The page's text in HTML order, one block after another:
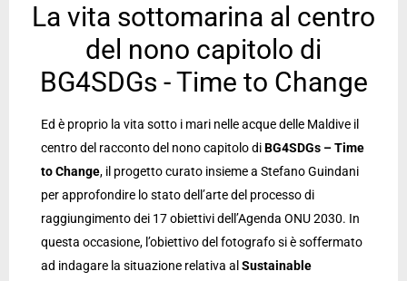
La vita sottomarina al centro
del nono capitolo di
BG4SDGs - Time to Change
Ed è proprio la vita sotto i mari nelle acque delle Maldive il
centro del racconto del nono capitolo diBG4SDGs – Time
to Change, il progetto curato insieme a Stefano Guindani
per approfondire lo stato dell’arte del processo di
raggiungimento dei 17 obiettivi dell’Agenda ONU 2030. In
questa occasione, l’obiettivo del fotografo si è soffermato
ad indagare la situazione relativa al Sustainable